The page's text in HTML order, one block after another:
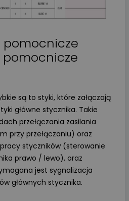
pomocnicze
pomocnicze
są to styki, które załączają
główne stycznika. Takie
przełączania zasilania
przy przełączaniu) oraz
styczników (sterowanie
prawo / lewo), oraz
jest sygnalizacja
głównych stycznika.